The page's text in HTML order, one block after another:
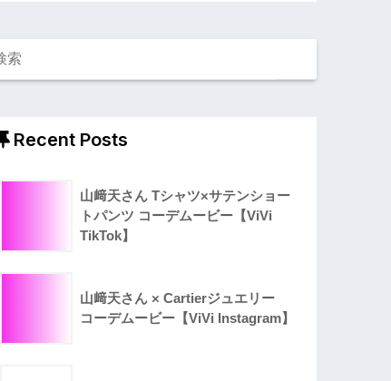
Recent Posts
山﨑天さん Tシャツ×サテンショー
トパンツ コーデムービー【ViVi
TikTok】
山﨑天さん × Cartierジュエリー
コーデムービー【ViVi Instagram】